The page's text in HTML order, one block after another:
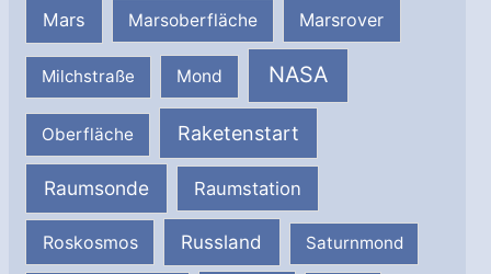
Mars Marsoberfläche Marsrover
Milchstraße Mond NASA
Oberfläche Raketenstart
Raumsonde Raumstation
Roskosmos Russland Saturnmond